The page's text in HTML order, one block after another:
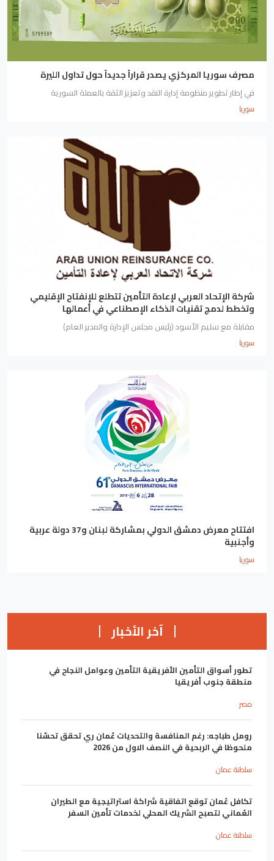
مصرف سوريا المركزي يصدر قراراً جديداً حول تداول الليرة
في إطار تطوير منظومة إدارة النقد وتعزيز الثقة بالعملة السورية
سوريا
شركة الإتحاد العربي لإعادة التأمين تتطلع للإنفتاح الإقليمي
وتخطط لدمج تقنيات الذكاء الإصطناعي في أعمالها
مقابلة مع سليم الأسود (رئيس مجلس الإدارة والمدير العام)
سوريا
افتتاح معرض دمشق الدولي بمشاركة لبنان و37 دولة عربية
وأجنبية
سوريا
آخر الأخبار
تطور أسواق التأمين الأفريقية التأمين وعوامل النجاح في
منطقة جنوب أفريقيا
مصر
رومل طباجه: رغم المنافسة والتحديات عُمان ري تحقق تحسّنا
ملحوظا في الربحية في النصف الاول من 2026
سلطنة عمان
تكافل عُمان توقع اتفاقية شراكة استراتيجية مع الطيران
العُماني لتصبح الشريك المحلي لخدمات تأمين السفر
سلطنة عمان